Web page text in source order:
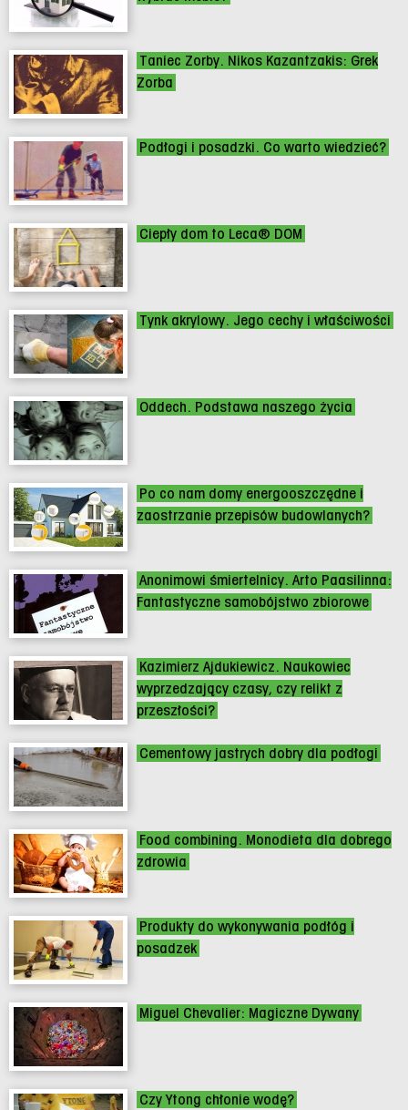
Taniec Zorby. Nikos Kazantzakis: Grek
Zorba
Podłogi i posadzki. Co warto wiedzieć?
Ciepły dom to Leca® DOM
Tynk akrylowy. Jego cechy i właściwości
Oddech. Podstawa naszego życia
Po co nam domy energooszczędne i
zaostrzanie przepisów budowlanych?
Anonimowi śmiertelnicy. Arto Paasilinna:
Fantastyczne samobójstwo zbiorowe
Kazimierz Ajdukiewicz. Naukowiec
wyprzedzający czasy, czy relikt z
przeszłości?
Cementowy jastrych dobry dla podłogi
Food combining. Monodieta dla dobrego
zdrowia
Produkty do wykonywania podłóg i
posadzek
Miguel Chevalier: Magiczne Dywany
Czy Ytong chłonie wodę?